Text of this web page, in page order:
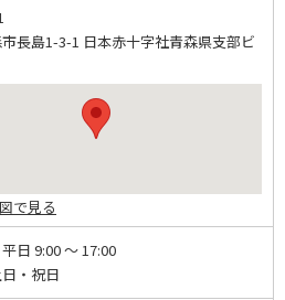
長島1-3-1 日本赤十字社青森県支部ビ
で見る
平日 9:00 ～ 17:00
・祝日